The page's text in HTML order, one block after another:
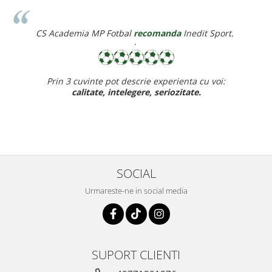
MP FotbalrecomandaInedit Sport.
pot descrie experienta cu voi:
intelegere, seriozitate.
Corina
Recomand cu drag
SOCIAL
Urmareste-ne in social media
SUPORT CLIENTI